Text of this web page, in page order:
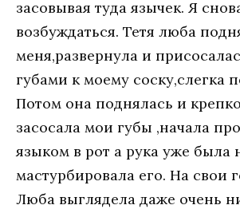
засовывая туда язычек. Я
возбуждаться. Тетя люба
меня,развернула и
губами к моему соску,слегка
Потом она поднялась и
засосала мои губы ,начала
языком в рот а рука уже была
мастурбировала его. На свои
Люба выглядела даже очень